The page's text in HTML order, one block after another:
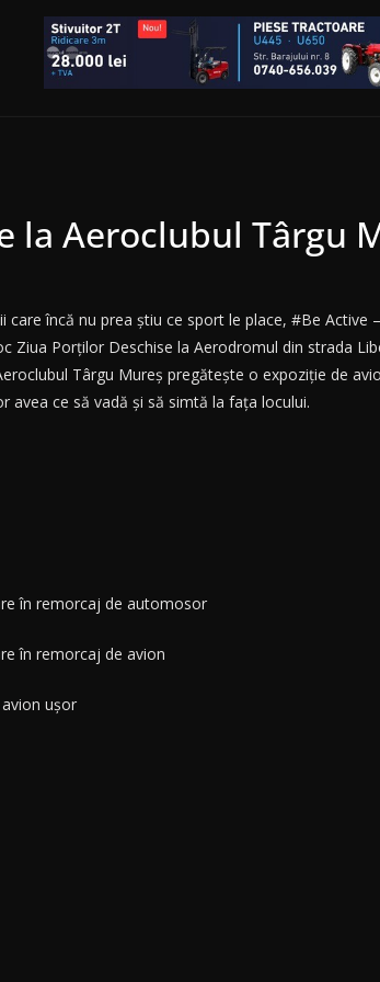
la Aeroclubul Târgu
încă nu prea știu ce sport le place, #Be
Ziua Porților Deschise la Aerodromul din strada
Târgu Mureș pregătește o expoziție de
avea ce să vadă și să simtă la fața locului.
în remorcaj de automosor
în remorcaj de avion
ușor